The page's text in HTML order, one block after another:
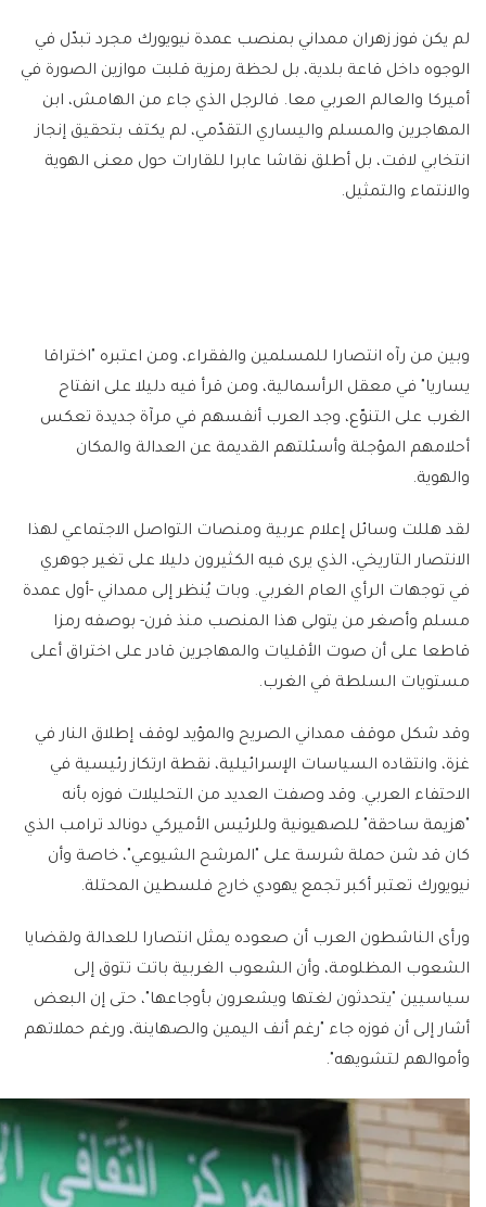
لم يكن فوز زهران ممداني بمنصب عمدة نيويورك مجرد تبدّل في
الوجوه داخل قاعة بلدية، بل لحظة رمزية قلبت موازين الصورة في
أميركا والعالم العربي معا. فالرجل الذي جاء من الهامش، ابن
المهاجرين والمسلم واليساري التقدّمي، لم يكتف بتحقيق إنجاز
انتخابي لافت، بل أطلق نقاشا عابرا للقارات حول معنى الهوية
والانتماء والتمثيل.
وبين من رآه انتصارا للمسلمين والفقراء، ومن اعتبره "اختراقا
يساريا" في معقل الرأسمالية، ومن قرأ فيه دليلا على انفتاح
الغرب على التنوّع، وجد العرب أنفسهم في مرآة جديدة تعكس
أحلامهم المؤجلة وأسئلتهم القديمة عن العدالة والمكان
والهوية.
لقد هللت وسائل إعلام عربية ومنصات التواصل الاجتماعي لهذا
الانتصار التاريخي، الذي يرى فيه الكثيرون دليلا على تغير جوهري
في توجهات الرأي العام الغربي. وبات يُنظر إلى ممداني -أول عمدة
مسلم وأصغر من يتولى هذا المنصب منذ قرن- بوصفه رمزا
قاطعا على أن صوت الأقليات والمهاجرين قادر على اختراق أعلى
مستويات السلطة في الغرب.
وقد شكل موقف ممداني الصريح والمؤيد لوقف إطلاق النار في
غزة، وانتقاده السياسات الإسرائيلية، نقطة ارتكاز رئيسية في
الاحتفاء العربي. وقد وصفت العديد من التحليلات فوزه بأنه
"هزيمة ساحقة" للصهيونية وللرئيس الأميركي دونالد ترامب الذي
كان قد شن حملة شرسة على "المرشح الشيوعي"، خاصة وأن
نيويورك تعتبر أكبر تجمع يهودي خارج فلسطين المحتلة.
ورأى الناشطون العرب أن صعوده يمثل انتصارا للعدالة ولقضايا
الشعوب المظلومة، وأن الشعوب الغربية باتت تتوق إلى
سياسيين "يتحدثون لغتها ويشعرون بأوجاعها"، حتى إن البعض
أشار إلى أن فوزه جاء "رغم أنف اليمين والصهاينة، ورغم حملاتهم
وأموالهم لتشويهه".